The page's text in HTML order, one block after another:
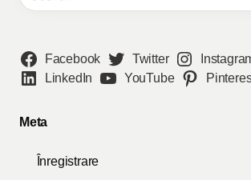
Facebook Twitter
LinkedIn
YouTube
Meta
Înregistrare